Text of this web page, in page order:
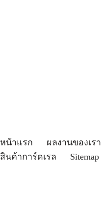
หน้าแรก ผลงานของเรา
สินค้าการ์ดเรล
Sitemap